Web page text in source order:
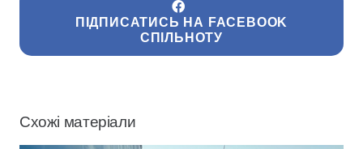
ПІДПИСАТИСЬ НА FACEBOOK
СПІЛЬНОТУ
Схожі матеріали